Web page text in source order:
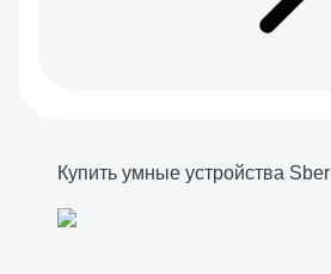
Купить умные устройства Sber